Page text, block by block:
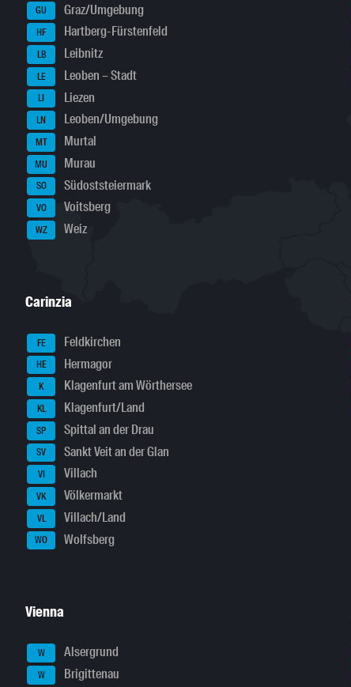
GU Graz/Umgebung
HF Hartberg-Fürstenfeld
LB Leibnitz
LE Leoben – Stadt
LI Liezen
LN Leoben/Umgebung
MT Murtal
MU Murau
SO Südoststeiermark
VO Voitsberg
WZ Weiz
Carinzia
FE Feldkirchen
HE Hermagor
K Klagenfurt am Wörthersee
KL Klagenfurt/Land
SP Spittal an der Drau
SV Sankt Veit an der Glan
VI Villach
VK Völkermarkt
VL Villach/Land
WO Wolfsberg
Vienna
W Alsergrund
W Brigittenau